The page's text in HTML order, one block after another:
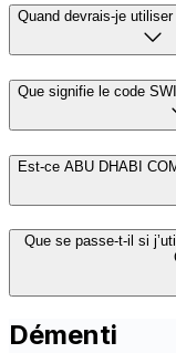
Quand devrais-je
Que signifie le code
Est-ce ABU DHABI
Que se passe-t-il si
Démenti